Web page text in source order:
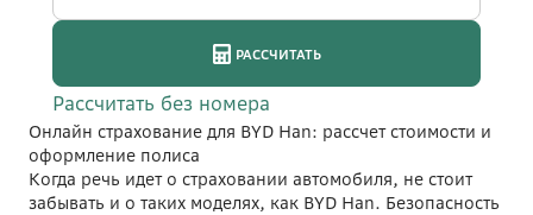
Онлайн страхование для BYD Han: рассчет стоимости и
оформление полиса
Когда речь идет о страховании автомобиля, не стоит
забывать и о таких моделях, как BYD Han. Безопасность